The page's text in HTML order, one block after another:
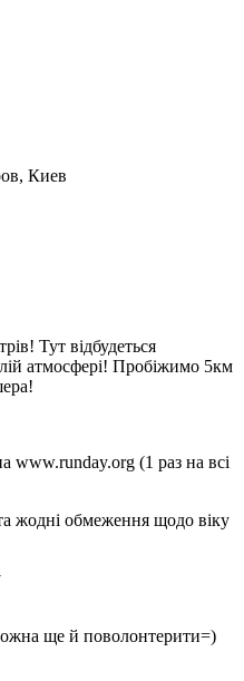
Киев
Тут відбудеться
атмосфері! Пробіжимо 5км
www.runday.org (1 раз на всі
жодні обмеження щодо віку
ще й поволонтерити=)